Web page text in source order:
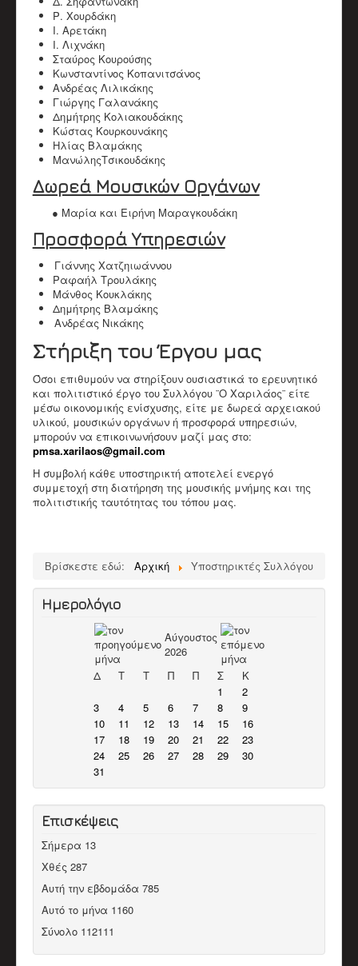
Ρ. Χουρδάκη
Ι. Αρετάκη
Ι. Λιχνάκη
Σταύρος Κουρούσης
Κωνσταντίνος Κοπανιτσάνος
Ανδρέας Λιλικάκης
Γιώργης Γαλανάκης
Δημήτρης Κολιακουδάκης
Κώστας Κουρκουνάκης
Ηλίας Βλαμάκης
ΜανώληςΤσικουδάκης
Δωρεά Μουσικών Οργάνων
● Μαρία και Ειρήνη Μαραγκουδάκη
Προσφορά Υπηρεσιών
Γιάννης Χατζηιωάννου
Ραφαήλ Τρουλάκης
Μάνθος Κουκλάκης
Δημήτρης Βλαμάκης
Ανδρέας Νικάκης
Στήριξη του Έργου μας
Όσοι επιθυμούν να στηρίξουν ουσιαστικά το ερευνητικό
και πολιτιστικό έργο του Συλλόγου ¨Ο Χαριλάος¨ είτε
μέσω οικονομικής ενίσχυσης, είτε με δωρεά αρχειακού
υλικού, μουσικών οργάνων ή προσφορά υπηρεσιών,
μπορούν να επικοινωνήσουν μαζί μας στο:
pmsa.xarilaos@gmail.com
Η συμβολή κάθε υποστηρικτή αποτελεί ενεργό
συμμετοχή στη διατήρηση της μουσικής μνήμης και της
πολιτιστικής ταυτότητας του τόπου μας.
Βρίσκεστε εδώ: Αρχική Υποστηρικτές Συλλόγου
Ημερολόγιο
Αύγουστος
2026
Δ
Τ Τ Π Π Σ
Κ
1
2
3
4 5 6 7 8
9
10
11 12 13 14 15
16
17
18 19 20 21 22
23
24
25 26 27 28 29
30
31
Επισκέψεις
Σήμερα 13
Χθές 287
Αυτή την εβδομάδα 785
Αυτό το μήνα 1160
Σύνολο 112111